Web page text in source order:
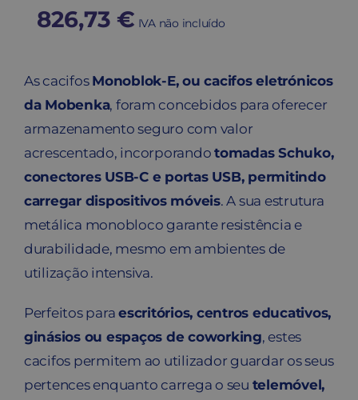
826,73 € IVA não incluído
As cacifos Monoblok-E, ou cacifos eletrónicos
da Mobenka, foram concebidos para oferecer
armazenamento seguro com valor
acrescentado, incorporandotomadas Schuko,
conectores USB-C e portas USB, permitindo
carregar dispositivos móveis. A sua estrutura
metálica monobloco garante resistência e
durabilidade, mesmo em ambientes de
utilização intensiva.
Perfeitos paraescritórios, centros educativos,
ginásios ou espaços de coworking, estes
cacifos permitem ao utilizador guardar os seus
pertences enquanto carrega o seu telemóvel,